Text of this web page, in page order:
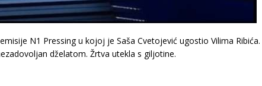
emisije N1 Pressing u kojoj je Saša Cvetojević ugostio Vilima Ribića.
dželatom. Žrtva utekla s giljotine.